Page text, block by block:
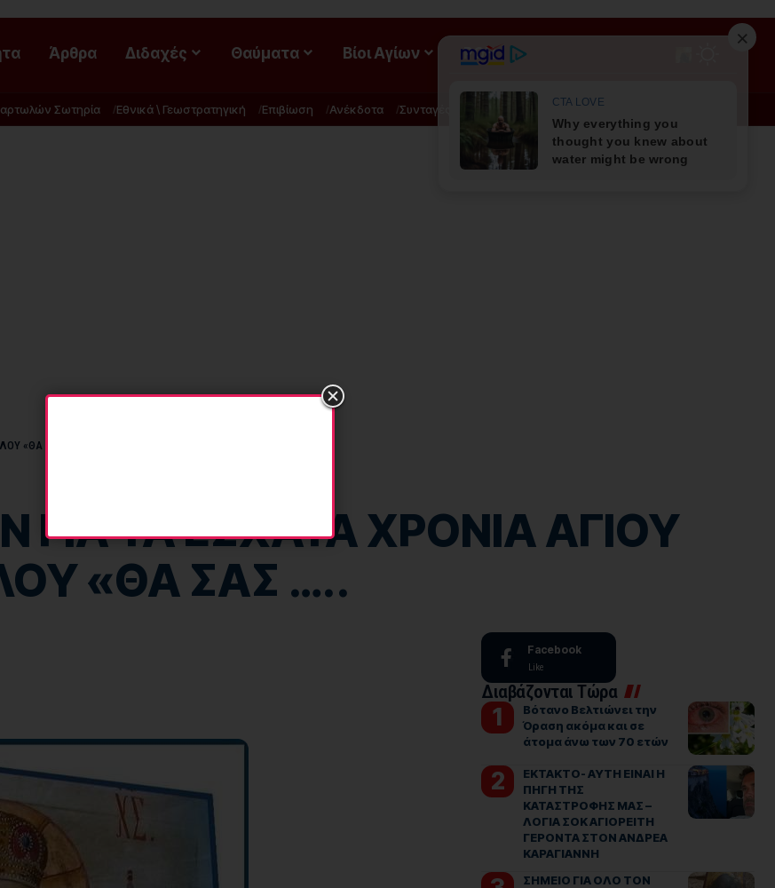
Άρθρα Διδαχές Θαύματα Βίοι Αγίων ΡΟΗ
Σωτηρία Εθνικά \ Γεωστρατηγική Επιβίωση Ανέκδοτα Συνταγές Διατροφή - Φυσική Ιατρική
«ΘΑ ΣΑΣ …..
ΓΙΑ ΤΑ ΕΣΧΑΤΑ ΧΡΟΝΙΑ ΑΓΙΟΥ
«ΘΑ ΣΑΣ …..
Facebook
Like
Διαβάζονται Τώρα
Βότανο Βελτιώνει την
Όραση ακόμα και σε
άτομα άνω των 70 ετών
ΕΚΤΑΚΤΟ- ΑΥΤΗ ΕΙΝΑΙ Η
ΠΗΓΗ ΤΗΣ
ΚΑΤΑΣΤΡΟΦΗΣ ΜΑΣ –
ΛΟΓΙΑ ΣΟΚ ΑΓΙΟΡΕΙΤΗ
ΓΕΡΟΝΤΑ ΣΤΟΝ ΑΝΔΡΕΑ
ΚΑΡΑΓΙΑΝΝΗ
ΣΗΜΕΙΟ ΓΙΑ ΟΛΟ ΤΟΝ